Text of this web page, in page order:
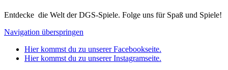
Entdecke die Welt der DGS-Spiele. Folge uns für Spaß und Spiele!
Navigation überspringen
Hier kommst du zu unserer Facebookseite.
Hier kommst du zu unserer Instagramseite.